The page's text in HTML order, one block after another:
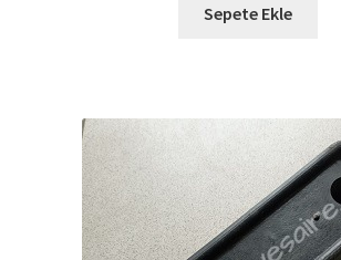
Sepete Ekle